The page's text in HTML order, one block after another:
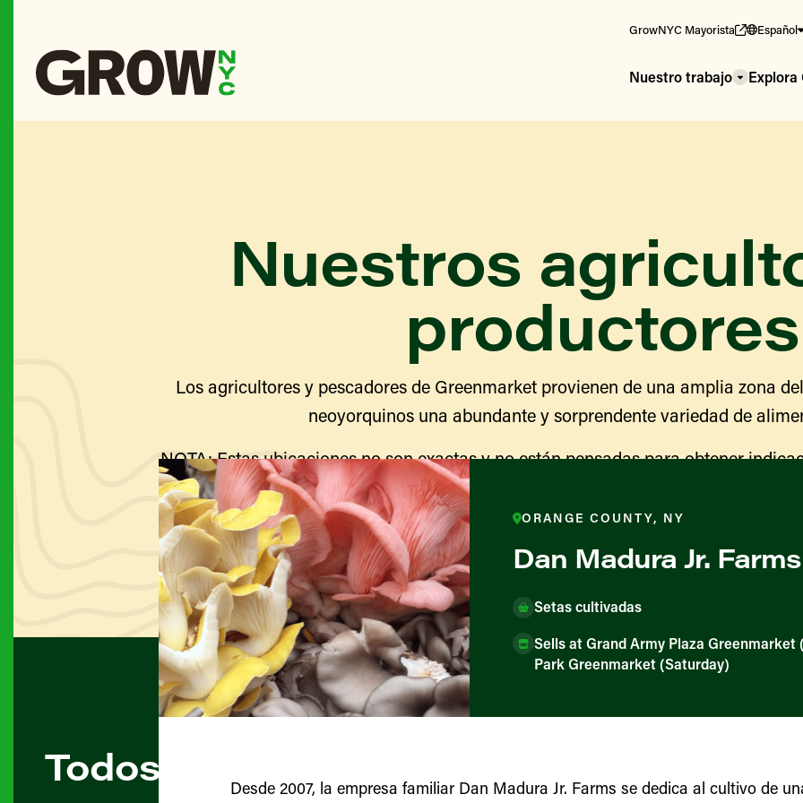
GrowNYC Mayorista Español
Nuestro trabajo Explora
Nuestros
productores
Los agricultores y pescadores de Greenmarket provienen de una amplia zona
neoyorquinos una abundante y sorprendente variedad de
NOTA: Estas ubicaciones no son exactas y no están pensadas para obtener
Visite el sitio web de cada granja para obtener información sobre las
indicaciones para llegar.
Todos los agricultores y productores
ORANGE COUNTY, NY
Dan Madura Jr. Farms
Setas cultivadas
Sells at Grand Army Plaza Greenmarket
Park Greenmarket (Saturday)
Desde 2007, la empresa familiar Dan Madura Jr. Farms se dedica al cultivo de